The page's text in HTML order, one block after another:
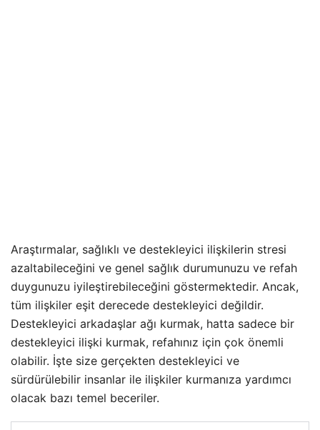
Araştırmalar, sağlıklı ve destekleyici ilişkilerin stresi
azaltabileceğini ve genel sağlık durumunuzu ve refah
duygunuzu iyileştirebileceğini göstermektedir. Ancak,
tüm ilişkiler eşit derecede destekleyici değildir.
Destekleyici arkadaşlar ağı kurmak, hatta sadece bir
destekleyici ilişki kurmak, refahınız için çok önemli
olabilir. İşte size gerçekten destekleyici ve
sürdürülebilir insanlar ile ilişkiler kurmanıza yardımcı
olacak bazı temel beceriler.